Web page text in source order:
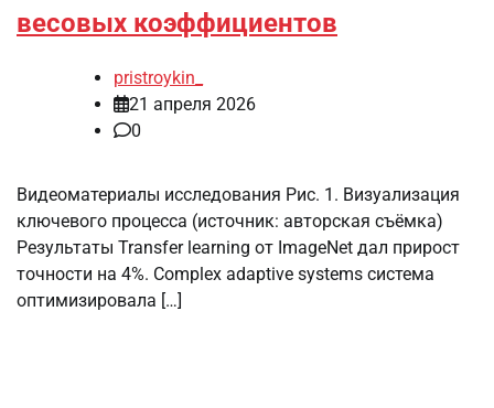
весовых коэффициентов
pristroykin_
21 апреля 2026
0
Видеоматериалы исследования Рис. 1. Визуализация
ключевого процесса (источник: авторская съёмка)
Результаты Transfer learning от ImageNet дал прирост
точности на 4%. Complex adaptive systems система
оптимизировала […]